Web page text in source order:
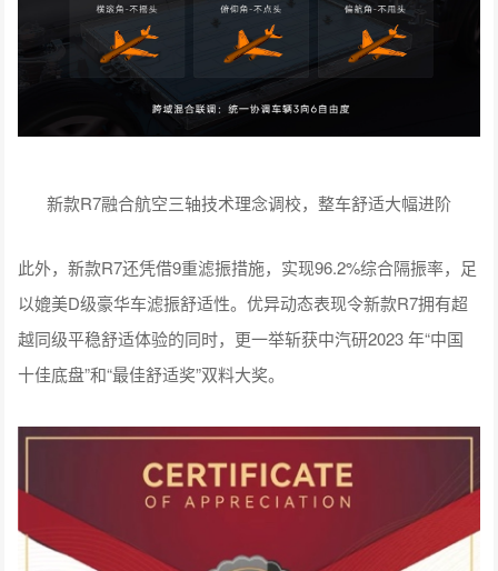
新款R7融合航空三轴技术理念调校，整车舒适大幅进阶
此外，新款R7还凭借9重滤振措施，实现96.2%综合隔振率，足
以媲美D级豪华车滤振舒适性。优异动态表现令新款R7拥有超
越同级平稳舒适体验的同时，更一举斩获中汽研2023 年“中国
十佳底盘”和“最佳舒适奖”双料大奖。